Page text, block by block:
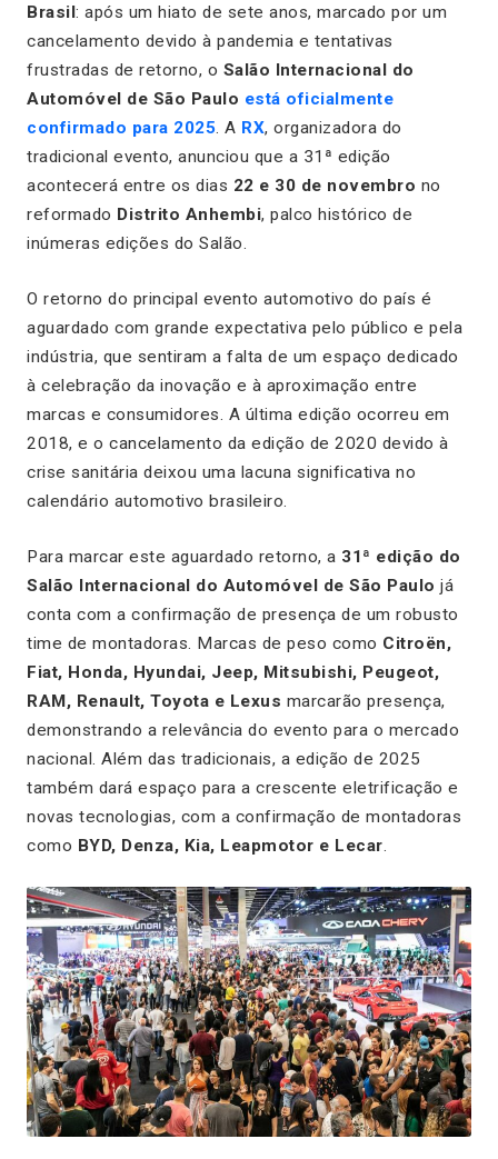
Brasil: após um hiato de sete anos, marcado por um
cancelamento devido à pandemia e tentativas
frustradas de retorno, o Salão Internacional do
Automóvel de São Paulo está oficialmente
confirmado para 2025. A RX, organizadora do
tradicional evento, anunciou que a 31ª edição
acontecerá entre os dias 22 e 30 de novembro no
reformado Distrito Anhembi, palco histórico de
inúmeras edições do Salão.
O retorno do principal evento automotivo do país é
aguardado com grande expectativa pelo público e pela
indústria, que sentiram a falta de um espaço dedicado
à celebração da inovação e à aproximação entre
marcas e consumidores. A última edição ocorreu em
2018, e o cancelamento da edição de 2020 devido à
crise sanitária deixou uma lacuna significativa no
calendário automotivo brasileiro.
Para marcar este aguardado retorno, a 31ª edição do
Salão Internacional do Automóvel de São Paulo já
conta com a confirmação de presença de um robusto
time de montadoras. Marcas de peso como Citroën,
Fiat, Honda, Hyundai, Jeep, Mitsubishi, Peugeot,
RAM, Renault, Toyota e Lexus marcarão presença,
demonstrando a relevância do evento para o mercado
nacional. Além das tradicionais, a edição de 2025
também dará espaço para a crescente eletrificação e
novas tecnologias, com a confirmação de montadoras
como BYD, Denza, Kia, Leapmotor e Lecar.